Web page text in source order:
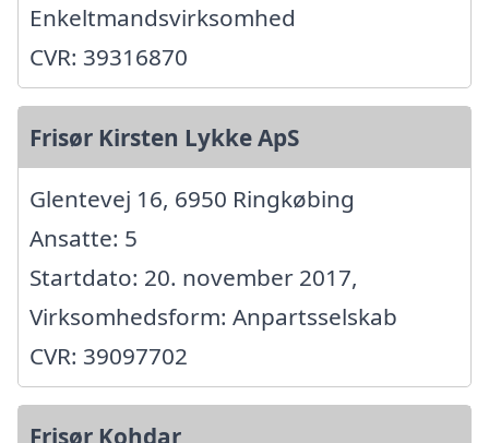
Enkeltmandsvirksomhed
CVR: 39316870
Frisør Kirsten Lykke ApS
Glentevej 16, 6950 Ringkøbing
Ansatte: 5
Startdato: 20. november 2017,
Virksomhedsform: Anpartsselskab
CVR: 39097702
Frisør Kohdar